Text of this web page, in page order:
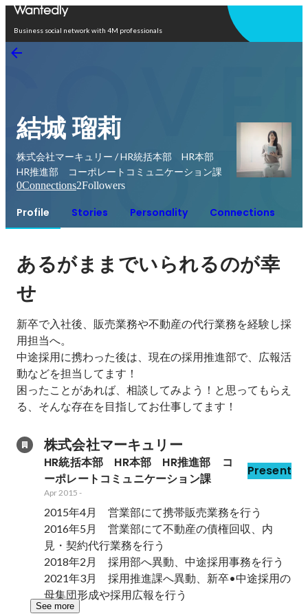
Business social network with 4M professionals
結城 瑠莉
株式会社マーキュリー / HR統括本部 HR本部
HR推進部 コーポレートコミュニケーション課
0Connections2Followers
Profile Stories Personality Connections
あるがままでいられるのが幸
せ
新卒で入社後、販売業務や不動産の代行業務を経験し採
用担当へ。
中途採用に携わった後は、現在の採用推進部で、広報活
動などを担当してます！
困ったことがあれば、相談してみよう！と思ってもらえ
る、そんな存在を目指してお仕事してます！
株式会社マーキュリー
HR統括本部　HR本部　HR推進部　コ
ーポレートコミュニケーション課
Present
Apr 2015 -
2015年4月　営業部にて携帯販売業務を行う
2016年5月　営業部にて不動産の債権回収、内
見・契約代行業務を行う
2018年2月　採用部へ異動、中途採用事務を行う
2021年3月　採用推進課へ異動、新卒•中途採用の
母集団形成や採用広報を行う
See more